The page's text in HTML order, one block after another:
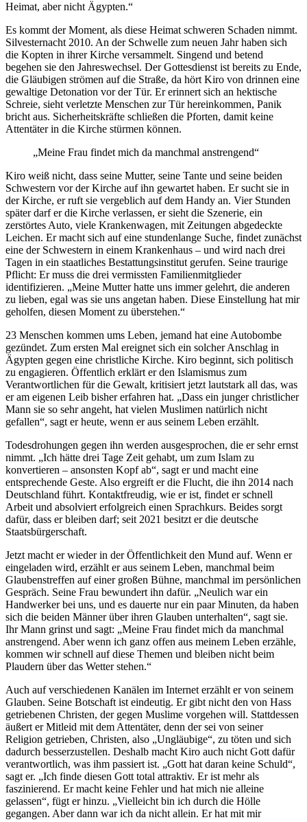
Heimat, aber nicht Ägypten.“
Es kommt der Moment, als diese Heimat schweren Schaden nimmt.
Silvesternacht 2010. An der Schwelle zum neuen Jahr haben sich
die Kopten in ihrer Kirche versammelt. Singend und betend
begehen sie den Jahreswechsel. Der Gottesdienst ist bereits zu Ende,
die Gläubigen strömen auf die Straße, da hört Kiro von drinnen eine
gewaltige Detonation vor der Tür. Er erinnert sich an hektische
Schreie, sieht verletzte Menschen zur Tür hereinkommen, Panik
bricht aus. Sicherheitskräfte schließen die Pforten, damit keine
Attentäter in die Kirche stürmen können.
„Meine Frau findet mich da manchmal anstrengend“
Kiro weiß nicht, dass seine Mutter, seine Tante und seine beiden
Schwestern vor der Kirche auf ihn gewartet haben. Er sucht sie in
der Kirche, er ruft sie vergeblich auf dem Handy an. Vier Stunden
später darf er die Kirche verlassen, er sieht die Szenerie, ein
zerstörtes Auto, viele Krankenwagen, mit Zeitungen abgedeckte
Leichen. Er macht sich auf eine stundenlange Suche, findet zunächst
eine der Schwestern in einem Krankenhaus – und wird nach drei
Tagen in ein staatliches Bestattungsinstitut gerufen. Seine traurige
Pflicht: Er muss die drei vermissten Familienmitglieder
identifizieren. „Meine Mutter hatte uns immer gelehrt, die anderen
zu lieben, egal was sie uns angetan haben. Diese Einstellung hat mir
geholfen, diesen Moment zu überstehen.“
23 Menschen kommen ums Leben, jemand hat eine Autobombe
gezündet. Zum ersten Mal ereignet sich ein solcher Anschlag in
Ägypten gegen eine christliche Kirche. Kiro beginnt, sich politisch
zu engagieren. Öffentlich erklärt er den Islamismus zum
Verantwortlichen für die Gewalt, kritisiert jetzt lautstark all das, was
er am eigenen Leib bisher erfahren hat. „Dass ein junger christlicher
Mann sie so sehr angeht, hat vielen Muslimen natürlich nicht
gefallen“, sagt er heute, wenn er aus seinem Leben erzählt.
Todesdrohungen gegen ihn werden ausgesprochen, die er sehr ernst
nimmt. „Ich hätte drei Tage Zeit gehabt, um zum Islam zu
konvertieren – ansonsten Kopf ab“, sagt er und macht eine
entsprechende Geste. Also ergreift er die Flucht, die ihn 2014 nach
Deutschland führt. Kontaktfreudig, wie er ist, findet er schnell
Arbeit und absolviert erfolgreich einen Sprachkurs. Beides sorgt
dafür, dass er bleiben darf; seit 2021 besitzt er die deutsche
Staatsbürgerschaft.
Jetzt macht er wieder in der Öffentlichkeit den Mund auf. Wenn er
eingeladen wird, erzählt er aus seinem Leben, manchmal beim
Glaubenstreffen auf einer großen Bühne, manchmal im persönlichen
Gespräch. Seine Frau bewundert ihn dafür. „Neulich war ein
Handwerker bei uns, und es dauerte nur ein paar Minuten, da haben
sich die beiden Männer über ihren Glauben unterhalten“, sagt sie.
Ihr Mann grinst und sagt: „Meine Frau findet mich da manchmal
anstrengend. Aber wenn ich ganz offen aus meinem Leben erzähle,
kommen wir schnell auf diese Themen und bleiben nicht beim
Plaudern über das Wetter stehen.“
Auch auf verschiedenen Kanälen im Internet erzählt er von seinem
Glauben. Seine Botschaft ist eindeutig. Er gibt nicht den von Hass
getriebenen Christen, der gegen Muslime vorgehen will. Stattdessen
äußert er Mitleid mit dem Attentäter, denn der sei von seiner
Religion getrieben, Christen, also „Ungläubige“, zu töten und sich
dadurch besserzustellen. Deshalb macht Kiro auch nicht Gott dafür
verantwortlich, was ihm passiert ist. „Gott hat daran keine Schuld“,
sagt er. „Ich finde diesen Gott total attraktiv. Er ist mehr als
faszinierend. Er macht keine Fehler und hat mich nie alleine
gelassen“, fügt er hinzu. „Vielleicht bin ich durch die Hölle
gegangen. Aber dann war ich da nicht allein. Er hat mit mir